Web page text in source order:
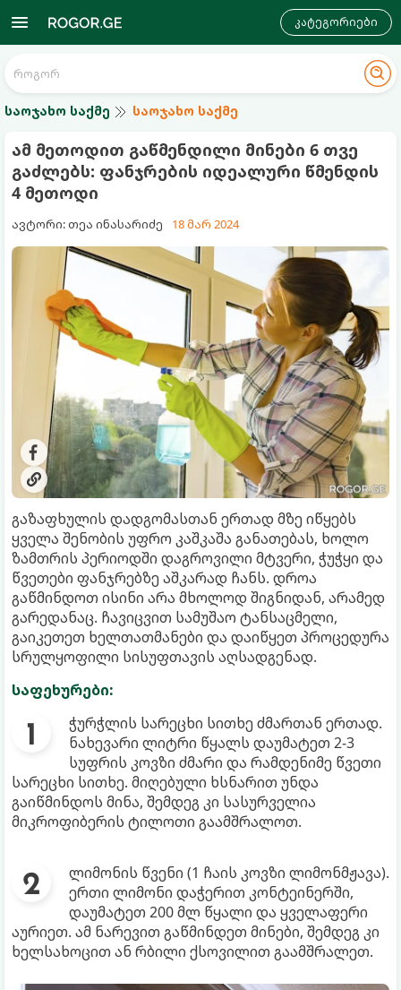
კატეგორიები
საოჯახო საქმე საოჯახო საქმე
ამ მეთოდით გაწმენდილი მინები 6 თვე
გაძლებს: ფანჯრების იდეალური წმენდის
4 მეთოდი
ავტორი: თეა ინასარიძე 18 მარ 2024
გაზაფხულის დადგომასთან ერთად მზე იწყებს
ყველა შენობის უფრო კაშკაშა განათებას, ხოლო
ზამთრის პერიოდში დაგროვილი მტვერი, ჭუჭყი და
წვეთები ფანჯრებზე აშკარად ჩანს. დროა
გაწმინდოთ ისინი არა მხოლოდ შიგნიდან, არამედ
გარედანაც. ჩავიცვით სამუშაო ტანსაცმელი,
გაიკეთეთ ხელთათმანები და დაიწყეთ პროცედურა
სრულყოფილი სისუფთავის აღსადგენად.
საფეხურები:
ჭურჭლის სარეცხი სითხე ძმართან ერთად.
ნახევარი ლიტრი წყალს დაუმატეთ 2-3
სუფრის კოვზი ძმარი და რამდენიმე წვეთი
სარეცხი სითხე. მიღებული ხსნარით უნდა
გაიწმინდოს მინა, შემდეგ კი სასურველია
მიკროფიბერის ტილოთი გაამშრალოთ.
ლიმონის წვენი (1 ჩაის კოვზი ლიმონმჟავა).
ერთი ლიმონი დაჭერით კონტეინერში,
დაუმატეთ 200 მლ წყალი და ყველაფერი
აურიეთ. ამ ნარევით გაწმინდეთ მინები, შემდეგ კი
ხელსახოცით ან რბილი ქსოვილით გაამშრალეთ.